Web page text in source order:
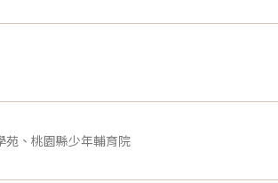
苑、桃園縣少年輔育院